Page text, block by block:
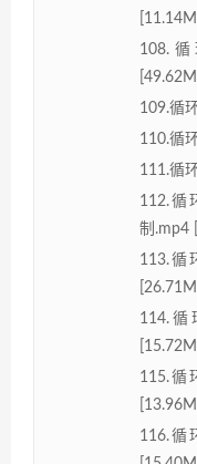
[11.14M]
108.
[49.62M]
109.循
110.循
111.循
112.循
制.mp4
113.循
[26.71M]
114.
[15.72M]
115.循
[13.96M]
116.循